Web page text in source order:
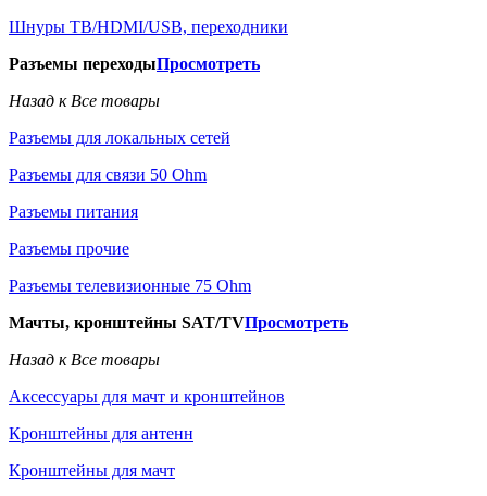
Шнуры ТВ/HDMI/USB, переходники
Разъемы переходыПросмотреть
Назад к Все товары
Разъемы для локальных сетей
Разъемы для связи 50 Ohm
Разъемы питания
Разъемы прочие
Разъемы телевизионные 75 Ohm
Мачты, кронштейны SAT/TVПросмотреть
Назад к Все товары
Аксессуары для мачт и кронштейнов
Кронштейны для антенн
Кронштейны для мачт